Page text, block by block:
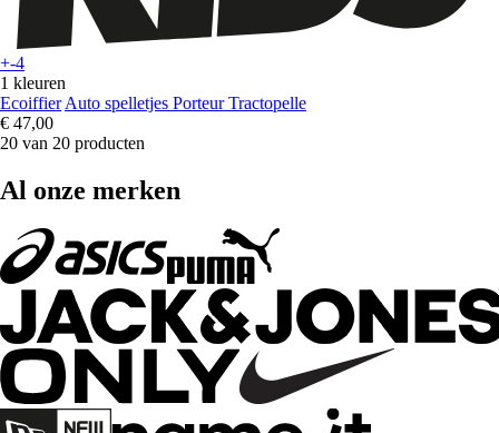
+-4
1 kleuren
Ecoiffier Auto spelletjes Porteur Tractopelle
€ 47,00
20 van 20 producten
Al onze merken